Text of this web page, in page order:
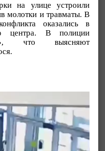
на улице устроили
молотки и травматы. В
оказались в
центра. В полиции
, что выясняют